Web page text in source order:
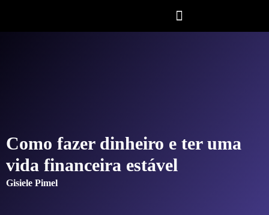
Como fazer dinheiro e ter uma
vida financeira estável
Gisiele Pimel